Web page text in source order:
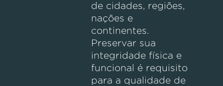
de cidades, regiões,
nações e
continentes.
Preservar sua
integridade física e
funcional é requisito
para a qualidade de